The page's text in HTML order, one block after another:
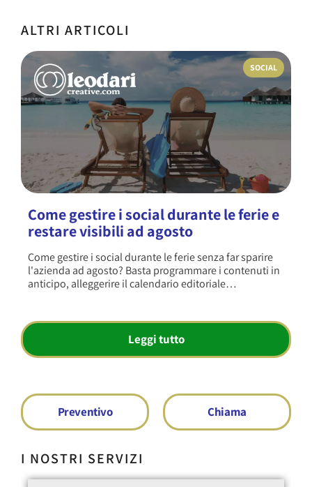
ALTRI ARTICOLI
SICUREZZA DIGITALE
Cookie banner: le regole del Garante
Privacy che ogni sito aziendale deve
Un cookie banner è conforme alla normativa quando
permette di accettare o rifiutare i cookie non tecnici con
Leggi tutto
Preventivo Chiama
I NOSTRI SERVIZI